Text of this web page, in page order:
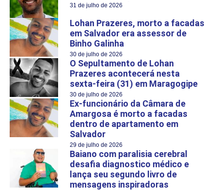
31 de julho de 2026
Lohan Prazeres, morto a facadas
em Salvador era assessor de
Binho Galinha
30 de julho de 2026
O Sepultamento de Lohan
Prazeres acontecerá nesta
sexta-feira (31) em Maragogipe
30 de julho de 2026
Ex-funcionário da Câmara de
Amargosa é morto a facadas
dentro de apartamento em
Salvador
29 de julho de 2026
Baiano com paralisia cerebral
desafia diagnostico médico e
lança seu segundo livro de
mensagens inspiradoras